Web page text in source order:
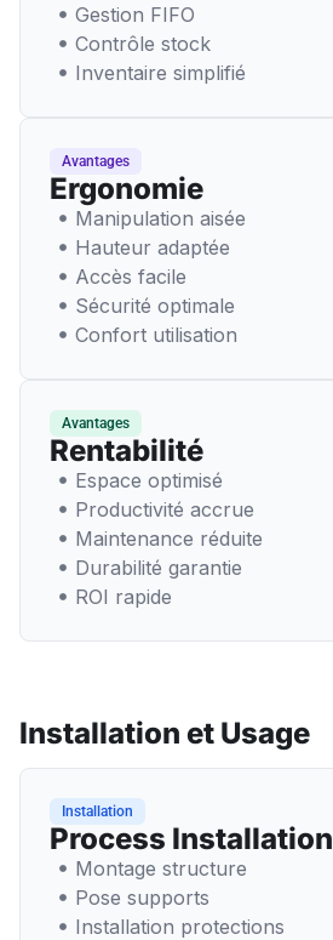
Gestion FIFO
Contrôle stock
Inventaire simplifié
Avantages
Ergonomie
Manipulation aisée
Hauteur adaptée
Accès facile
Sécurité optimale
Confort utilisation
Avantages
Rentabilité
Espace optimisé
Productivité accrue
Maintenance réduite
Durabilité garantie
ROI rapide
Installation et Usage
Installation
Process Installation
Montage structure
Pose supports
Installation protections